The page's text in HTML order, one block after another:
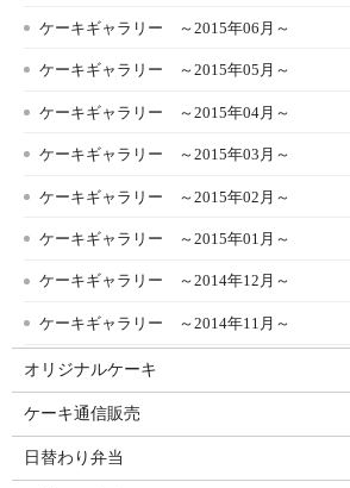
ケーキギャラリー ～2015年06月～
ケーキギャラリー ～2015年05月～
ケーキギャラリー ～2015年04月～
ケーキギャラリー ～2015年03月～
ケーキギャラリー ～2015年02月～
ケーキギャラリー ～2015年01月～
ケーキギャラリー ～2014年12月～
ケーキギャラリー ～2014年11月～
オリジナルケーキ
ケーキ通信販売
日替わり弁当